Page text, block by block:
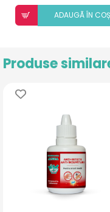
ADAUGÃ ÎN COȘ
Produse